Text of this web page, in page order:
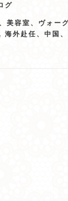
グ
美容室、ヴォー
海外赴任、中国